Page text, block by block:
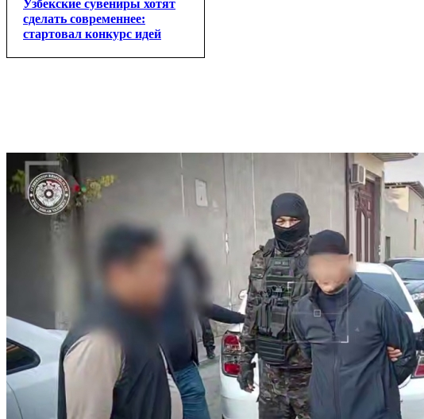
Узбекские сувениры хотят
сделать современнее:
стартовал конкурс идей